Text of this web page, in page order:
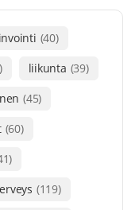
(40)
liikunta (39)
(45)
(60)
(119)